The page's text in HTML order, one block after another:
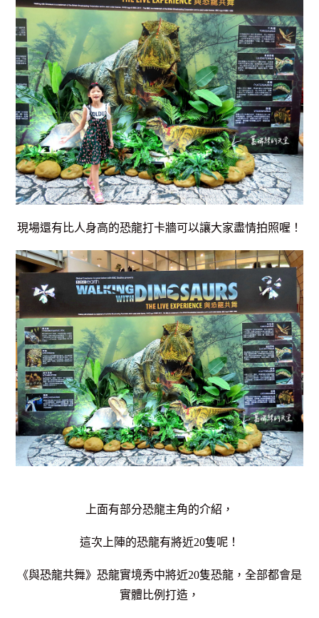
現場還有比人身高的恐龍打卡牆可以讓大家盡情拍照喔！
上面有部分恐龍主角的介紹，
這次上陣的恐龍有將近20隻呢！
《與恐龍共舞》恐龍實境秀中將近20隻恐龍， 全部都會是
實體比例打造，